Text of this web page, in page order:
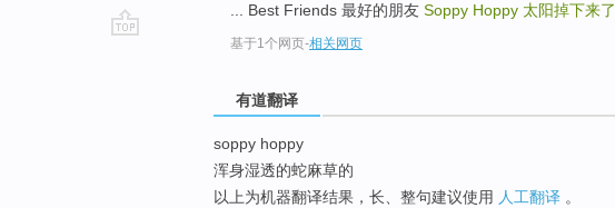
... Best Friends 最好的朋友 Soppy Hoppy 太阳掉下来了
基于1个网页-相关网页
有道翻译
soppy hoppy
浑身湿透的蛇麻草的
以上为机器翻译结果，长、整句建议使用 人工翻译 。